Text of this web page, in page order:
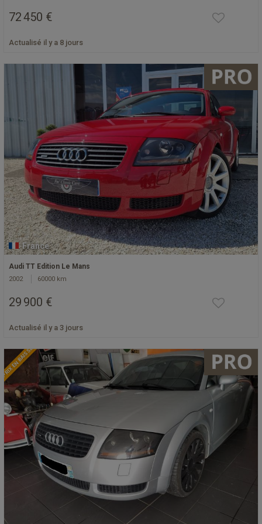
72 450 €
Actualisé il y a 8 jours
France
Audi TT Edition Le Mans
2002 60000 km
29 900 €
Actualisé il y a 3 jours
PRIX EN BAISSE